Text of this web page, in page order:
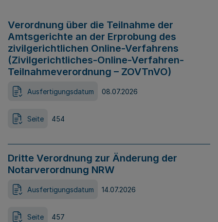
Verordnung über die Teilnahme der
Amtsgerichte an der Erprobung des
zivilgerichtlichen Online-Verfahrens
(Zivilgerichtliches-Online-Verfahren-
Teilnahmeverordnung – ZOVTnVO)
Ausfertigungsdatum 08.07.2026
Seite 454
Dritte Verordnung zur Änderung der
Notarverordnung NRW
Ausfertigungsdatum 14.07.2026
Seite 457